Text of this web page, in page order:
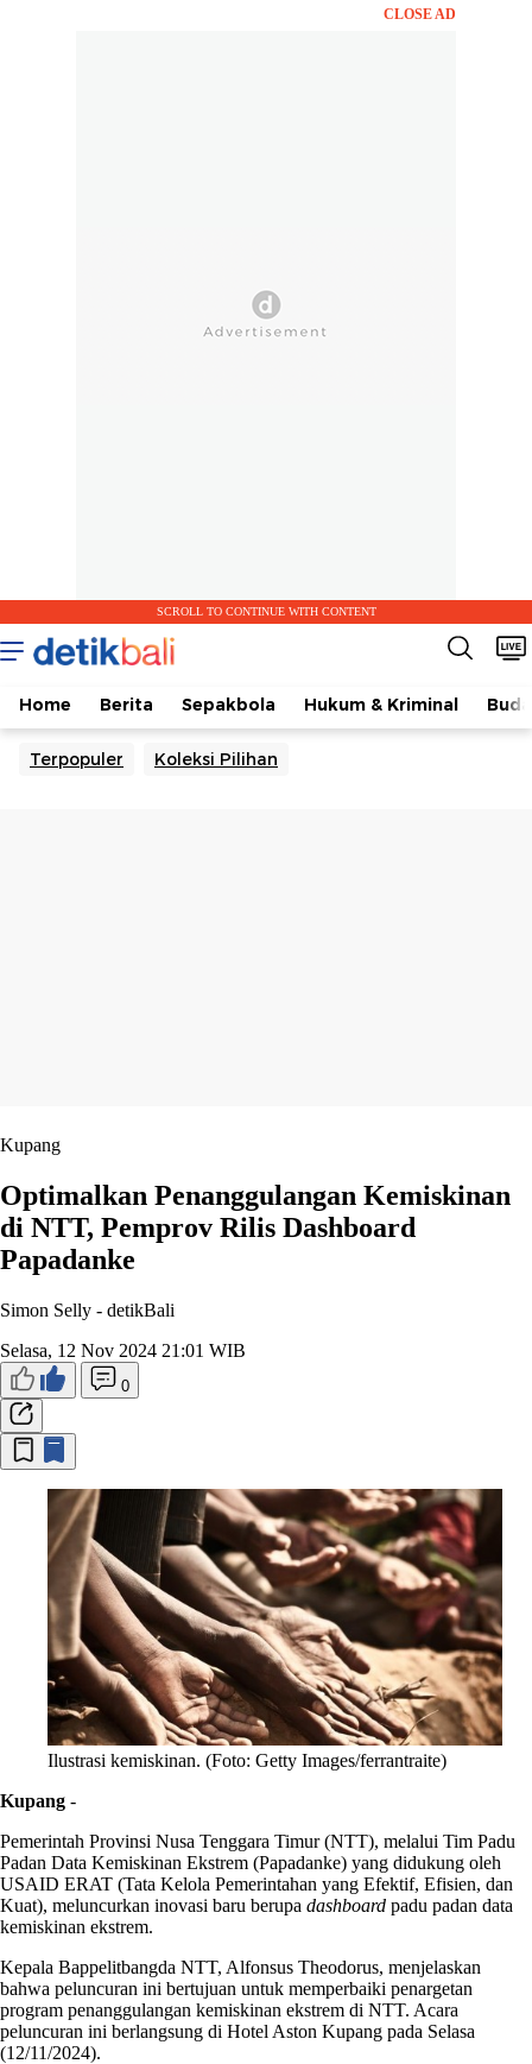
CLOSE AD
SCROLL TO CONTINUE WITH CONTENT
Home Berita Sepakbola Hukum & Kriminal
Terpopuler Koleksi Pilihan
Kupang
Optimalkan Penanggulangan Kemiskinan
di NTT, Pemprov Rilis Dashboard
Papadanke
Simon Selly - detikBali
Selasa, 12 Nov 2024 21:01 WIB
0
Ilustrasi kemiskinan. (Foto: Getty Images/ferrantraite)
Kupang -
Pemerintah Provinsi Nusa Tenggara Timur (NTT), melalui Tim Padu
Padan Data Kemiskinan Ekstrem (Papadanke) yang didukung oleh
USAID ERAT (Tata Kelola Pemerintahan yang Efektif, Efisien, dan
Kuat), meluncurkan inovasi baru berupa dashboard padu padan data
kemiskinan ekstrem.
Kepala Bappelitbangda NTT, Alfonsus Theodorus, menjelaskan
bahwa peluncuran ini bertujuan untuk memperbaiki penargetan
program penanggulangan kemiskinan ekstrem di NTT. Acara
peluncuran ini berlangsung di Hotel Aston Kupang pada Selasa
(12/11/2024).